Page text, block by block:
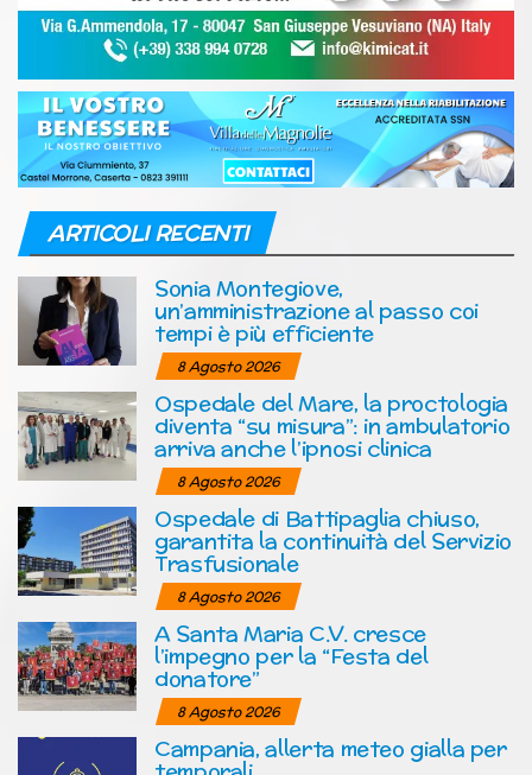
ARTICOLI RECENTI
Sonia Montegiove,
un’amministrazione al passo coi
tempi è più efficiente
8 Agosto 2026
Ospedale del Mare, la proctologia
diventa “su misura”: in ambulatorio
arriva anche l’ipnosi clinica
8 Agosto 2026
Ospedale di Battipaglia chiuso,
garantita la continuità del Servizio
Trasfusionale
8 Agosto 2026
A Santa Maria C.V. cresce
l’impegno per la “Festa del
donatore”
8 Agosto 2026
Campania, allerta meteo gialla per